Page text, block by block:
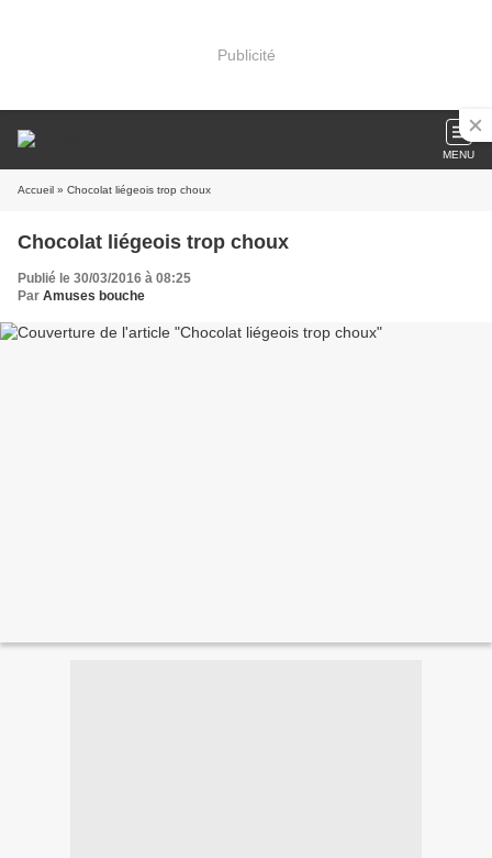
Publicité
MENU
Accueil » Chocolat liégeois trop choux
Chocolat liégeois trop choux
Publié le 30/03/2016 à 08:25
Par Amuses bouche